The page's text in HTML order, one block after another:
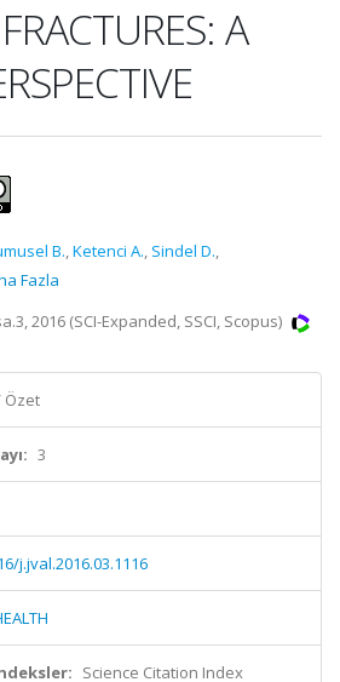
A
B.,Ketenci A., Sindel D.,
Fazla
2016 (SCI-Expanded, SSCI, Scopus)
Özet
3
j.jval.2016.03.1116
Science Citation Index